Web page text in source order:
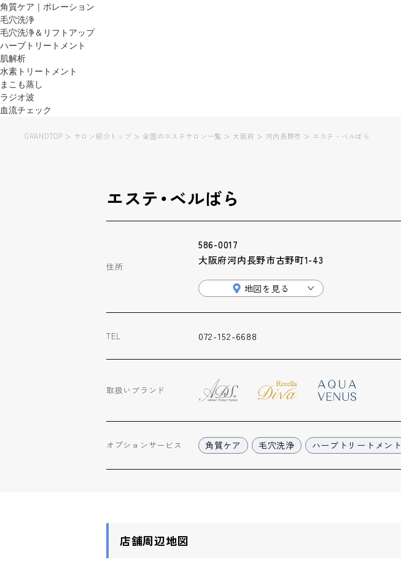
角質ケア｜ポレーション
毛穴洗浄
毛穴洗浄＆リフトアップ
ハーブトリートメント
肌解析
水素トリートメント
まこも蒸し
ラジオ波
血流チェック
GRANDTOP > サロン紹介トップ >全国のエステサロン一覧 >大阪府 > 河内長野市 > エステ・ベルばら
エステ・ベルばら
住所
586-0017
大阪府河内長野市古野町1-43
地図を見る
TEL 072-152-6688
取扱いブランド
オプションサービス 角質ケア 毛穴洗浄 ハーブトリートメント
店舗周辺地図